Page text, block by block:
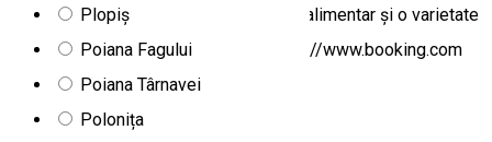
Plopiș
Poiana Fagului
Poiana Târnavei
Polonița
metri se află cel mai apropiat magazin alimentar şi o varietate
de restaurante. Sursa foto și text: https://www.booking.com
Lacu Roșu 535502, Romania
Vilă